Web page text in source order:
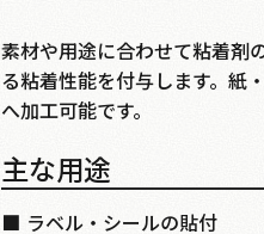
素材や用途に合わせて粘着剤
る粘着性能を付与します。紙
へ加工可能です。
主な用途
■ ラベル・シールの貼付